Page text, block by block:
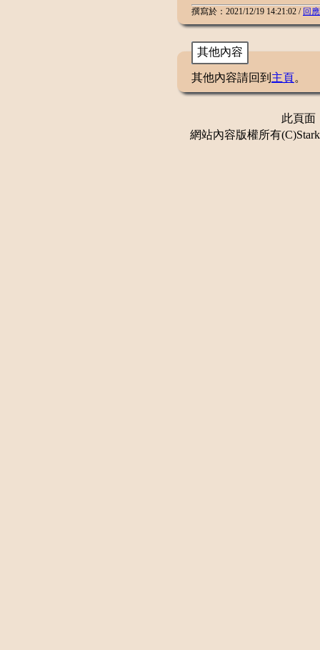
撰寫於：2021/12/19 14:21:02 / 回
其他內容
其他內容請回到 主頁。
此頁面
網站內容版權所有